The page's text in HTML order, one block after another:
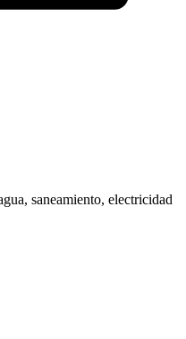
saneamiento, electricidad